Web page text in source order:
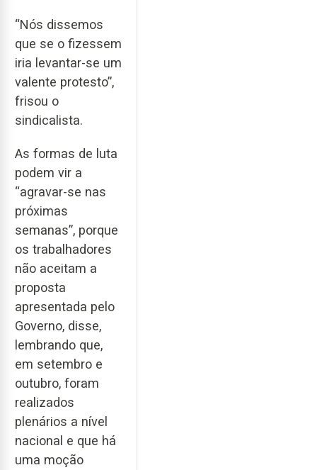
“Nós dissemos
que se o fizessem
iria levantar-se um
valente protesto”,
frisou o
sindicalista.
As formas de luta
podem vir a
“agravar-se nas
próximas
semanas”, porque
os trabalhadores
não aceitam a
proposta
apresentada pelo
Governo, disse,
lembrando que,
em setembro e
outubro, foram
realizados
plenários a nível
nacional e que há
uma moção